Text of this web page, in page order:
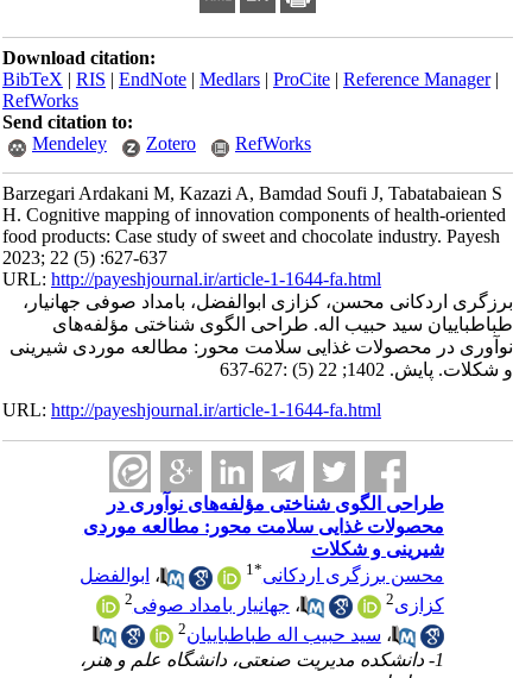
Download citation:
BibTeX|RIS|EndNote|Medlars|ProCite|Reference Manager
RefWorks
Send citation to:
Mendeley
Zotero RefWorks
Barzegari Ardakani M, Kazazi A, Bamdad Soufi J, Tabatabaiean S
H. Cognitive mapping of innovation components of health-oriented
food products: Case study of sweet and chocolate industry. Payesh
2023; 22 (5) :627-637
URL:http://payeshjournal.ir/article-1-1644-fa.html
برزگری اردکانی محسن، کزازی ابوالفضل، بامداد صوفی جهانیار،
طباطباییان سید حبیب اله. طراحی الگوی شناختی مؤلفه‌های
نوآوری در محصولات غذایی سلامت محور: مطالعه موردی شیرینی
و شکلات. پایش. 1402; 22 (5) :627-637
URL:http://payeshjournal.ir/article-1-1644-fa.html
طراحی الگوی شناختی مؤلفه‌های نوآوری در
محصولات غذایی سلامت محور: مطالعه موردی
شیرینی و شکلات
محسن برزگری اردکانی
1 ،ابوالفضل
کزازی
،جهانیار بامداد صوفی
،سید حبیب اله طباطباییان 2
1- دانشکده مدیریت صنعتی، دانشگاه علم و هنر،